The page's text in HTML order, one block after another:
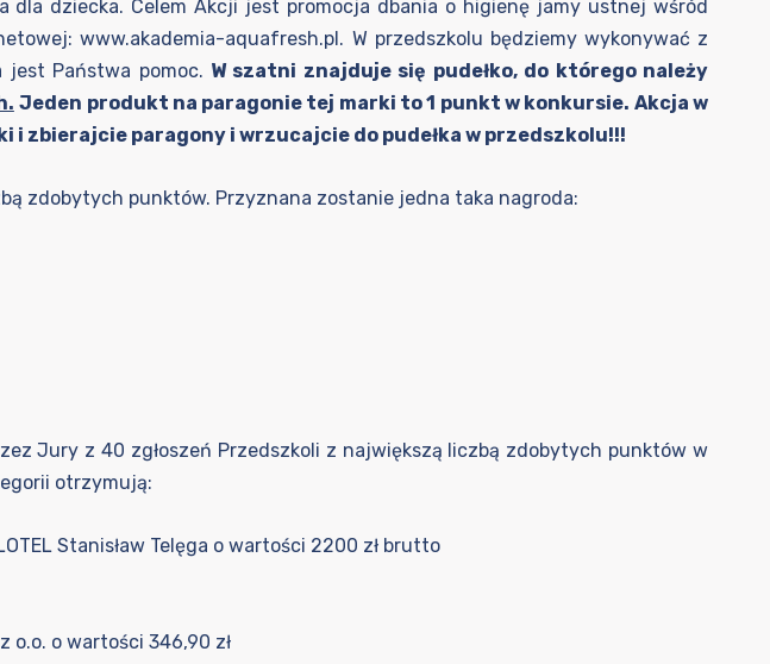
dziecka. Celem Akcji jest promocja dbania o higienę jamy ustnej wśród
www.akademia-aquafresh.pl. W przedszkolu będziemy wykonywać z
jest Państwa pomoc. W szatni znajduje się pudełko, do którego należy
Jeden produkt na paragonie tej marki to 1 punkt w konkursie. Akcja w
zbierajcie paragony i wrzucajcie do pudełka w przedszkolu!!!
zdobytych punktów. Przyznana zostanie jedna taka nagroda:
Jury z 40 zgłoszeń Przedszkoli z największą liczbą zdobytych punktów w
otrzymują:
Stanisław Telęga o wartości 2200 zł brutto
o.o. o wartości 346,90 zł